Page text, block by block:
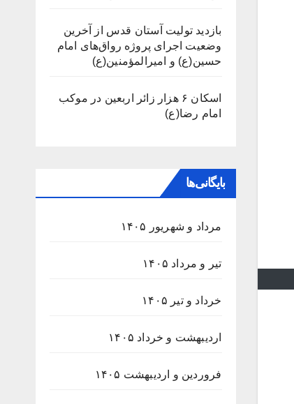
بازدید تولیت آستان قدس از آخرین
وضعیت اجرای پروژه رواق‌های امام
حسین(ع) و امیرالمؤمنین(ع)
اسکان ۶ هزار زائر اربعین در موکب
امام رضا(ع)
بایگانی‌ها
مرداد و شهریور ۱۴۰۵
تیر و مرداد ۱۴۰۵
خرداد و تیر ۱۴۰۵
اردیبهشت و خرداد ۱۴۰۵
فروردین و اردیبهشت ۱۴۰۵